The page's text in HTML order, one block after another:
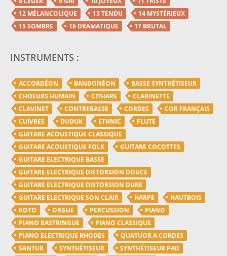
12 MÉLANCOLIQUE
13 TENDU
14 MYSTÈRIEUX
15 SOMBRE
16 DRAMATIQUE 17 BRUTAL
INSTRUMENTS :
ACCORDÉON BANDONÉON
BASSE SYNTHÉTISEUR
CHOEURS HUMAIN
CITHARE
CLARINETTE
CLAVINET
CONTREBASSE CORDES
COR FRANÇAIS
CUIVRES
DUDUK ETHNIC
FLUTE
GUITARE ACOUSTIQUE CLASSIQUE
GUITARE ACOUSTIQUE FOLK
GUITARE COCOTTES
GUITARE ELECTRIQUE BASSE
GUITARE ELECTRIQUE DISTORSION DOUCE
GUITARE ELECTRIQUE DISTORSION DURE
GUITARE ELECTRIQUE SON CLAIR
HARPE
HAUTBOIS
KOTO
ORGUE PERCUSSION
PIANO
PIANO BASTRINGUE
PIANO CLASSIQUE
PIANO ELECTRIQUE RHODES
QUATUOR A CORDES
SANTUR
SYNTHÉTISEUR
SYNTHÉTISEUR PAD